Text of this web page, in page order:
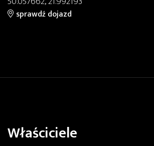
sprawdź dojazd
Właściciele